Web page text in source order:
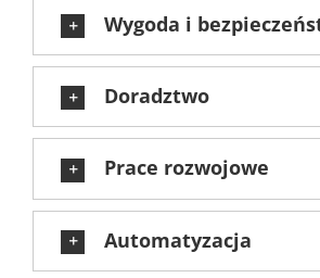
Wygoda i
Doradztwo
Prace rozwojowe
Automatyzacja